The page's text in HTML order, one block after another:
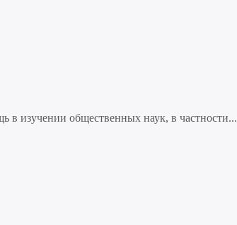
в изучении общественных наук, в частности...